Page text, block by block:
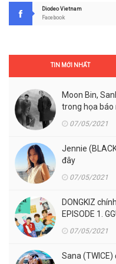
Diodeo Vietnam
Facebook
TIN MỚI NHẤT
Moon Bin,
trong họa báo
07/05/2021
Jennie
đây
07/05/2021
DONGKIZ
EPISODE 1.
07/05/2021
Sana